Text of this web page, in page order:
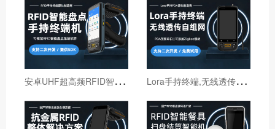
安
卓UHF超高频RFID智能盘点手持终端设备 L
ora手持终端,无线透传自组网pda,高性能Lora智能巡检机